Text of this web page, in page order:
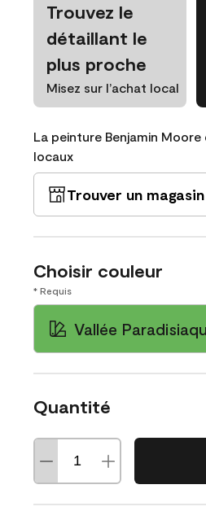
Trouvez le
détaillant le
plus proche
Misez sur l’achat local
La peinture Benjamin
locaux
Trouver un magasin
Choisir couleur
* Requis
Vallée
Quantité